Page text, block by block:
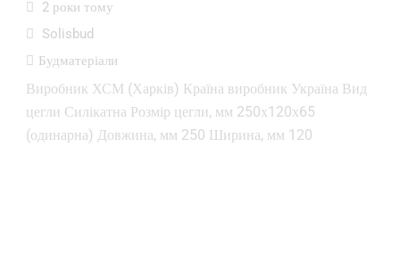
2 роки тому
Solisbud
Будматеріали
Виробник ХСМ (Харків) Країна виробник Україна Вид
цегли Силікатна Розмір цегли, мм 250х120х65
(одинарна) Довжина, мм 250 Ширина, мм 120